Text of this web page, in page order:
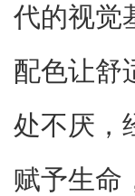
代的视觉
配色让舒
处不厌，
赋予生命